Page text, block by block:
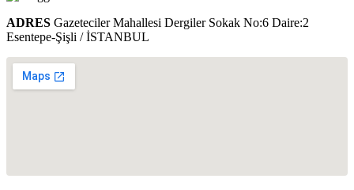
ADRES Gazeteciler Mahallesi Dergiler Sokak No:6 Daire:2
Esentepe-Şişli / İSTANBUL